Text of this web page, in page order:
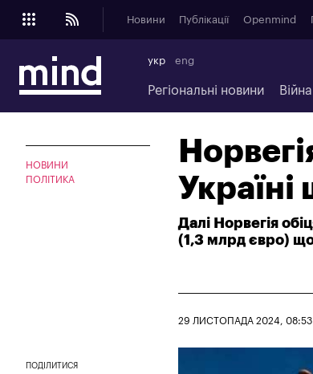
Новини Публікації Openmind
укр eng
Регіональні новини Війна
НОВИНИ
ПОЛІТИКА
Далі Норвегія
(1,3 млрд євро)
29 ЛИСТОПАДА 2024, 08:53
ПОДІЛИТИСЯ